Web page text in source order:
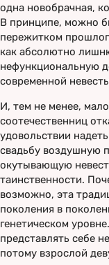
одна новобрачная,
В принципе, можно
пережитком
как абсолютно
нефункциональную
современной
И, тем не менее,
соотечественниц
удовольствии
свадьбу воздушную
окутывающую
таинственности.
возможно, эта
поколения в
генетическом
представлять себе
потому взрослой